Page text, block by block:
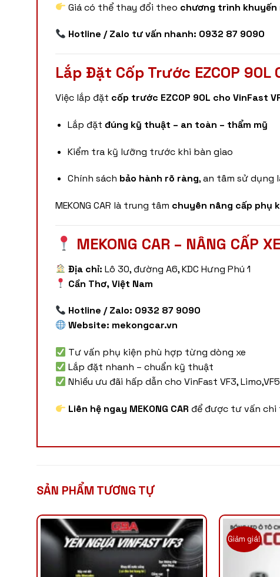
Giá có thể thay đổi theo chương trình khuyến
Hotline / Zalo tư vấn nhanh: 0932 87 9090
Lắp Đặt Cốp Trước EZCOP 90L
Việc lắp đặt cốp trước EZCOP 90L cho VinFast
Lắp đặt đúng kỹ thuật – an toàn – thẩm mỹ
Kiểm tra kỹ lưỡng trước khi bàn giao
Chính sách bảo hành rõ ràng, an tâm sử dụng
MEKONG CAR là trung tâm chuyên nâng cấp phụ
MEKONG CAR – NÂNG CẤP
Địa chỉ: Lô 30, đường A6, KDC Hưng Phú 1
Cần Thơ, Việt Nam
Hotline / Zalo: 0932 87 9090
Website: mekongcar.vn
Tư vấn phụ kiện phù hợp từng dòng xe
Lắp đặt nhanh – chuẩn kỹ thuật
Nhiều ưu đãi hấp dẫn cho VinFast VF3,
Liên hệ ngay MEKONG CAR để được tư vấn
SẢN PHẨM TƯƠNG TỰ
Giảm giá!